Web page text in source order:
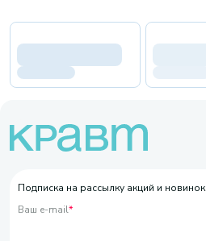
Подписка на рассылку акций и новинок
Ваш e-mail*